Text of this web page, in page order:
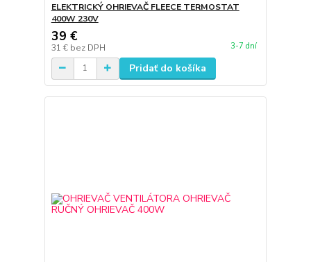
ELEKTRICKÝ OHRIEVAČ FLEECE TERMOSTAT
400W 230V
39 €
31 € bez DPH 3-7 dní
Pridať do košíka